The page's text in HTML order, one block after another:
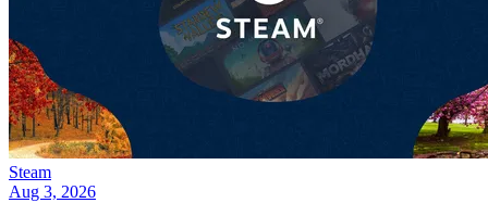
Steam
Aug 3, 2026